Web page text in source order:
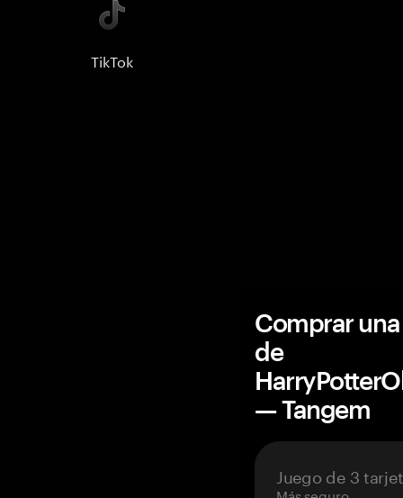
TikTok
Comprar
de
— Tangem
Juego de 3